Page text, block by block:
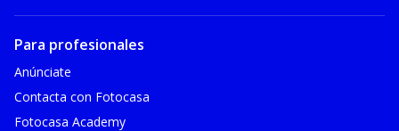
Para profesionales
Anúnciate
Contacta con Fotocasa
Fotocasa Academy